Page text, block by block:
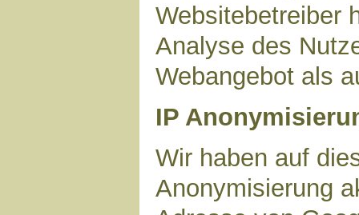
Websitebetreiber
Analyse des
Webangebot als
IP
Wir haben auf
Anonymisierung